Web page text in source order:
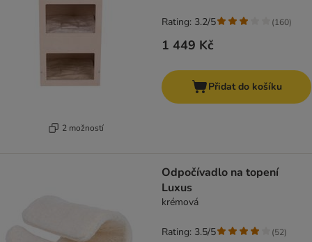
2 možností
1 449 Kč
Rating: 3.2/5 (160)
Přidat do košíku
Odpočívadlo na topení
Luxus
krémová
Rating: 3.5/5 (52)